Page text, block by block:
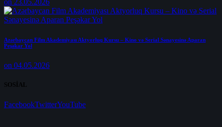
on 23.05.2026
Azərbaycan Film Akademiyası Aktyorluq Kursu – Kino və Serial Sənayesinə Aparan
Peşəkar Yol
on 04.05.2026
SOSİAL
FacebookTwitterYouTube